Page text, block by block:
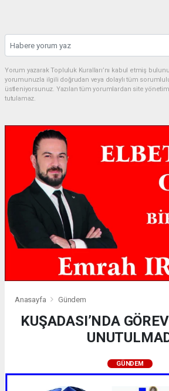
Yorum yazarak Topluluk Kuralları’nı kabul etmiş
yorumunuzla ilgili doğrudan veya dolaylı tüm
üstleniyorsunuz. Yazılan tüm yorumlardan site
tutulamaz.
Anasayfa Gündem
KUŞADASI’NDA
GÜNDEM